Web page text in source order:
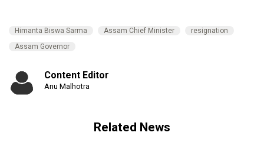
Himanta Biswa Sarma Assam Chief Minister
resignation
Assam Governor
Content Editor
Anu Malhotra
Related News